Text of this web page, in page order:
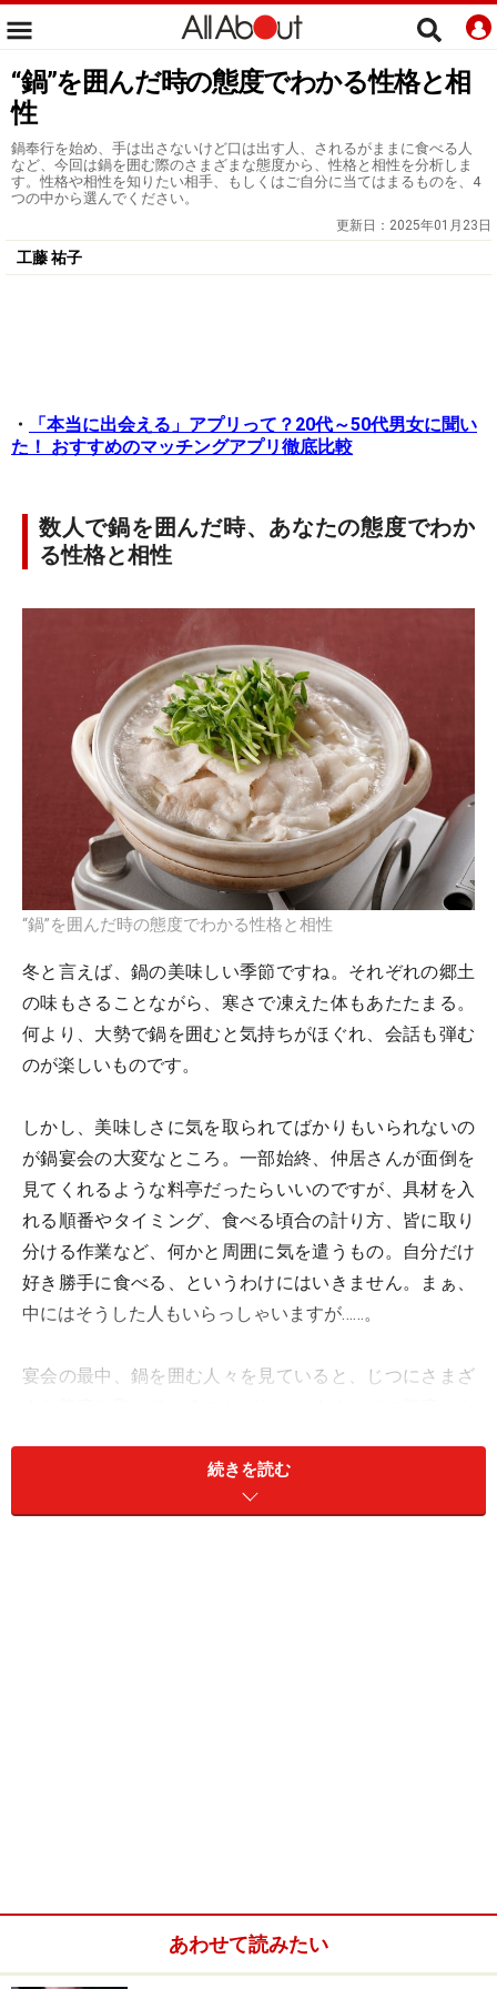
“鍋”を囲んだ時の態度でわかる性格と相
性
鍋奉行を始め、手は出さないけど口は出す人、されるがままに食べる人
など、今回は鍋を囲む際のさまざまな態度から、性格と相性を分析しま
す。性格や相性を知りたい相手、もしくはご自分に当てはまるものを、4
つの中から選んでください。
更新日： 2025年01月23日
工藤 祐子
・
「本当に出会える」アプリって？20代～50代男女に聞い
た！ おすすめのマッチングアプリ徹底比較
数人で鍋を囲んだ時、あなたの態度でわか
る性格と相性
“鍋”を囲んだ時の態度でわかる性格と相性
冬と言えば、鍋の美味しい季節ですね。それぞれの郷土
の味もさることながら、寒さで凍えた体もあたたまる。
何より、大勢で鍋を囲むと気持ちがほぐれ、会話も弾む
のが楽しいものです。
しかし、美味しさに気を取られてばかりもいられないの
が鍋宴会の大変なところ。一部始終、仲居さんが面倒を
見てくれるような料亭だったらいいのですが、具材を入
れる順番やタイミング、食べる頃合の計り方、皆に取り
分ける作業など、何かと周囲に気を遣うもの。自分だけ
好き勝手に食べる、というわけにはいきません。まぁ、
中にはそうした人もいらっしゃいますが……。
宴会の最中、鍋を囲む人々を見ていると、じつにさまざ
す！ そこで今回は、鍋を囲んだ時の態度から、相性を
食べるときしか手は出さない！！
⇒手は出さないけど口を出す“お代官”
続きを読む
あわせて読みたい